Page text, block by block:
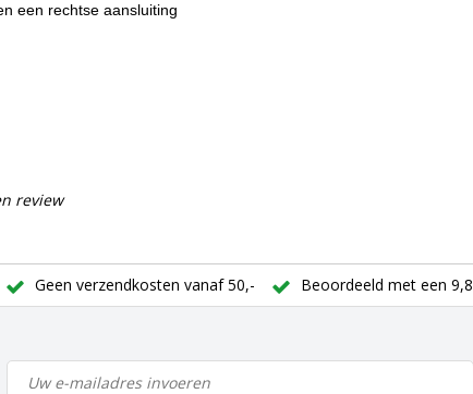
een rechtse aansluiting
review
Geen verzendkosten vanaf 50,- Beoordeeld met een 9,8